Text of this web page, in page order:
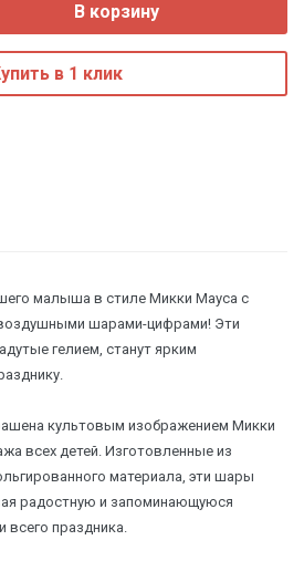
В корзину
в 1 клик
малыша в стиле Микки Мауса с
шарами-цифрами! Эти
гелием, станут ярким
культовым изображением Микки
всех детей. Изготовленные из
материала, эти шары
радостную и запоминающуюся
всего праздника.